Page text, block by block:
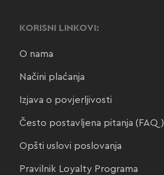
KORISNI LINKOVI:
O nama
Načini plaćanja
Izjava o povjerljivosti
Često postavljena pitanja (FAQ)
Opšti uslovi poslovanja
Pravilnik Loyalty Programa